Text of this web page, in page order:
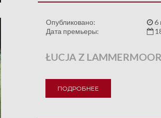
Опубликовано:
6
Дата премьеры:
ŁUCJA Z
ПОДРОБНЕЕ